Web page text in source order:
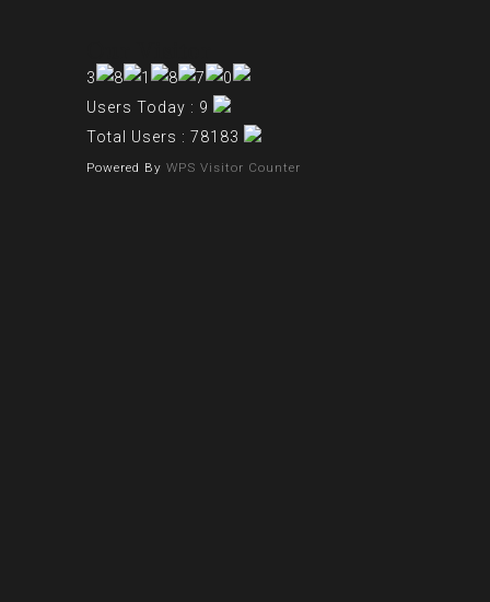
Powered By WPS Visitor Counter